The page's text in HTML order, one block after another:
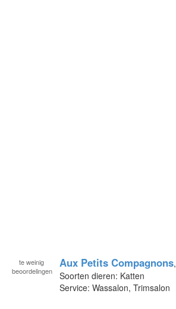
te weinig
beoordelingen
Aux Petits Compagnons,
Soorten dieren: Katten
Service: Wassalon, Trimsalon